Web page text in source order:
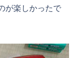
が楽しかったで